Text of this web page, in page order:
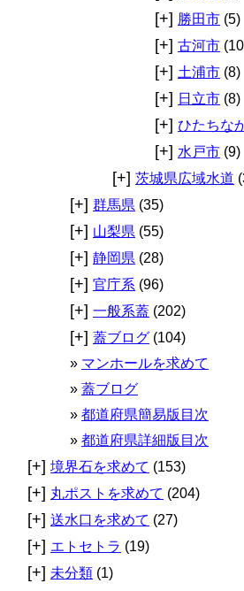
[+] 勝田市 (5)
[+] 古河市
[+] 土浦市 (8)
[+] 日立市 (8)
[+] ひたちな
[+] 水戸市 (9)
[+] 茨城県広域水道
[+] 群馬県 (35)
[+] 山梨県 (55)
[+] 静岡県 (28)
[+] 官庁系 (96)
[+] 一般系蓋 (202)
[+] 蓋ブログ (104)
マンホールを求めて
蓋ブログ
都道府県簡易版目次
都道府県詳細版目次
[+] 境界石を求めて (153)
[+] 丸ポストを求めて (204)
[+] 送水口を求めて (27)
[+] エトセトラ (19)
[+] 未分類 (1)